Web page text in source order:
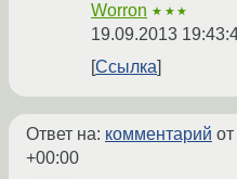
Worron ★★★
19.09.2013
Ссылка
Ответ на: комментарий
+00:00